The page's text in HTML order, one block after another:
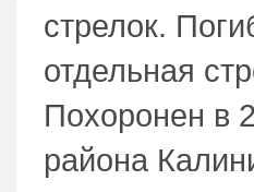
стрелок.
отдельная
Похоронен в
района